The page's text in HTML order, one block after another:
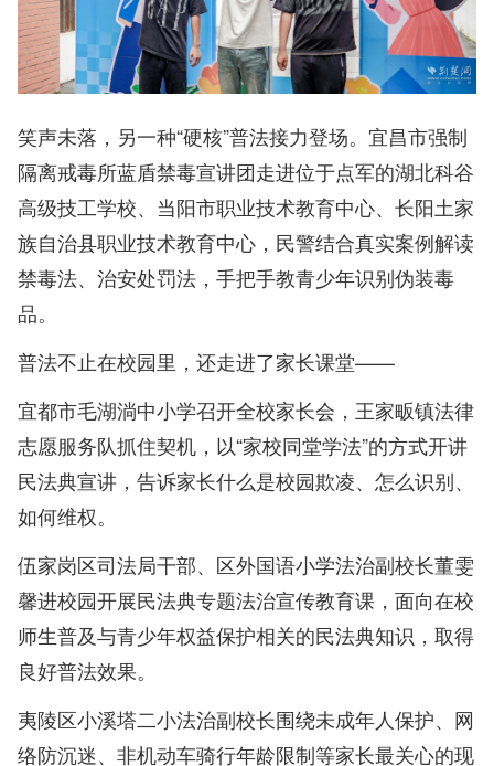
笑声未落，另一种“硬核”普法接力登场。宜昌市强制
隔离戒毒所蓝盾禁毒宣讲团走进位于点军的湖北科谷
高级技工学校、当阳市职业技术教育中心、长阳土家
族自治县职业技术教育中心，民警结合真实案例解读
禁毒法、治安处罚法，手把手教青少年识别伪装毒
品。
普法不止在校园里，还走进了家长课堂——
宜都市毛湖淌中小学召开全校家长会，王家畈镇法律
志愿服务队抓住契机，以“家校同堂学法”的方式开讲
民法典宣讲，告诉家长什么是校园欺凌、怎么识别、
如何维权。
伍家岗区司法局干部、区外国语小学法治副校长董雯
馨进校园开展民法典专题法治宣传教育课，面向在校
师生普及与青少年权益保护相关的民法典知识，取得
良好普法效果。
夷陵区小溪塔二小法治副校长围绕未成年人保护、网
络防沉迷、非机动车骑行年龄限制等家长最关心的现